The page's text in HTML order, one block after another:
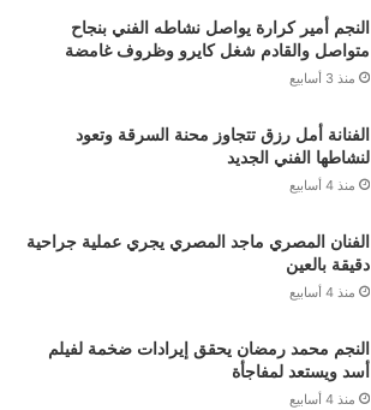
النجم أمير كرارة يواصل نشاطه الفني بنجاح
متواصل والقادم شغل كايرو وظروف غامضة
منذ 3 أسابيع
الفنانة أمل رزق تتجاوز محنة السرقة وتعود
لنشاطها الفني الجديد
منذ 4 أسابيع
الفنان المصري ماجد المصري يجري عملية جراحية
دقيقة بالعين
منذ 4 أسابيع
النجم محمد رمضان يحقق إيرادات ضخمة لفيلم
أسد ويستعد لمفاجأة
منذ 4 أسابيع